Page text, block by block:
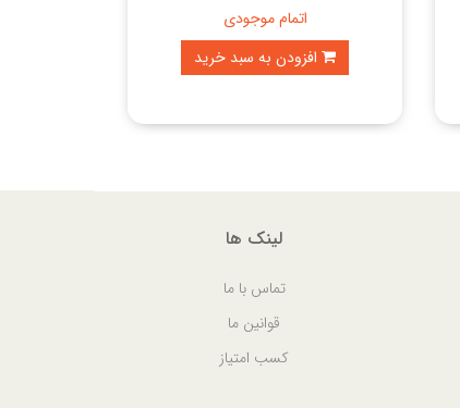
اتمام موجودی
افزودن به سبد خرید
لینک ها
تماس با ما
قوانین ما
کسب امتیاز